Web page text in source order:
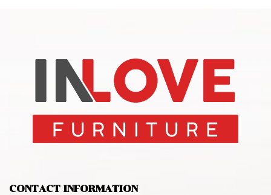
CONTACT INFORMATION